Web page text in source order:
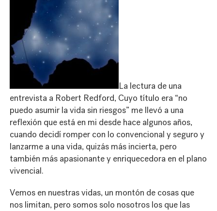
La lectura de una
entrevista a Robert Redford, Cuyo título era “no
puedo asumir la vida sin riesgos” me llevó a una
reflexión que está en mi desde hace algunos años,
cuando decidí romper con lo convencional y seguro y
lanzarme a una vida, quizás más incierta, pero
también más apasionante y enriquecedora en el plano
vivencial.
Vemos en nuestras vidas, un montón de cosas que
nos limitan, pero somos solo nosotros los que las